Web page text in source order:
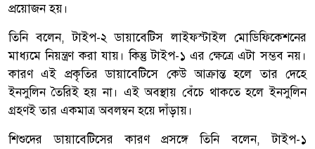
প্রয়োজন হয়।
তিনি বলেন, টাইপ-২ ডায়াবেটিস লাইফস্টাইল মোডিফিকেশনের
মাধ্যমে নিয়ন্ত্রণ করা যায়। কিন্তু টাইপ-১ এর ক্ষেত্রে এটা সম্ভব নয়।
কারণ এই প্রকৃতির ডায়াবেটিসে কেউ আক্রান্ত হলে তার দেহে
ইনসুলিন তৈরিই হয় না। এই অবস্থায় বেঁচে থাকতে হলে ইনসুলিন
গ্রহণই তার একমাত্র অবলম্বন হয়ে দাঁড়ায়।
শিশুদের ডায়াবেটিসের কারণ প্রসঙ্গে তিনি বলেন, টাইপ-১